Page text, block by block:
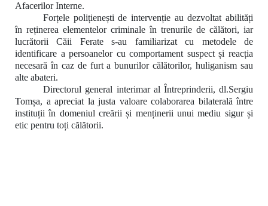
Afacerilor Interne.
Forțele polițienești de intervenție audezvoltat abilități
în reținerea elementelor criminale în trenurile de călători, iar
lucrătorii Căii Ferate s-au familiarizat cu metodele de
identificare a persoanelor cu comportament suspect și reacția
necesară în caz de furt a bunurilor călătorilor, huliganism sau
alte abateri.
Directorul general interimar al Întreprinderii, dl.Sergiu
Tomșa, a apreciat la justa valoare colaborarea bilaterală între
instituții în domeniul creării și menținerii unui mediu sigur și
etic pentru toți călătorii.